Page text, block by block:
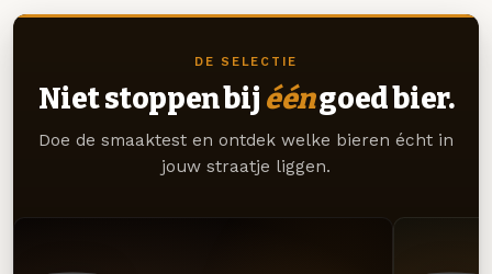
DE SELECTIE
Niet stoppen bij ééngoed bier.
Doe de smaaktest en ontdek welke bieren écht in
jouw straatje liggen.